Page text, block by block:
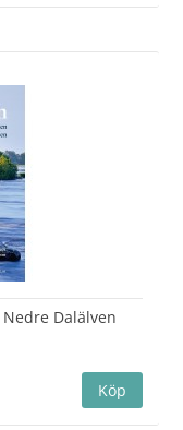
Dalälven